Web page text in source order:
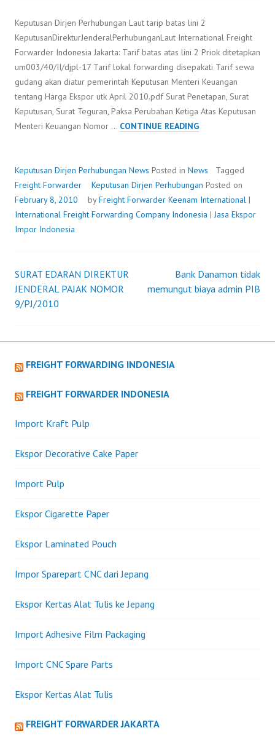
Keputusan Dirjen Perhubungan Laut tarip batas lini 2
KeputusanDirekturJenderalPerhubunganLaut International Freight
Forwarder Indonesia Jakarta: Tarif batas atas lini 2 Priok ditetapkan
um003/40/II/djpl-17 Tarif lokal forwarding disepakati Tarif sewa
gudang akan diatur pemerintah Keputusan Menteri Keuangan
tentang Harga Ekspor utk April 2010.pdf Surat Penetapan, Surat
Keputusan, Surat Teguran, Paksa Perubahan Ketiga Atas Keputusan
Menteri Keuangan Nomor … CONTINUE READINGKEPUTUSAN
Keputusan Dirjen Perhubungan News Posted in News
Tagged
Freight Forwarder
Keputusan Dirjen Perhubungan Posted on
February 8, 2010
byFreight Forwarder Keenam International |
International Freight Forwarding Company Indonesia |Jasa Ekspor
Impor Indonesia
Post
navigation
SURAT EDARAN DIREKTUR
JENDERAL PAJAK NOMOR
9/PJ/2010
Bank Danamon tidak
memungut biaya admin PIB
FREIGHT FORWARDING INDONESIA
FREIGHT FORWARDER INDONESIA
Import Kraft Pulp
Ekspor Decorative Cake Paper
Import Pulp
Ekspor Cigarette Paper
Ekspor Laminated Pouch
Impor Sparepart CNC dari Jepang
Ekspor Kertas Alat Tulis ke Jepang
Import Adhesive Film Packaging
Import CNC Spare Parts
Ekspor Kertas Alat Tulis
FREIGHT FORWARDER JAKARTA